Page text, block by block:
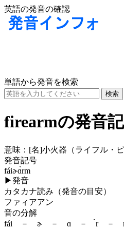
英語の発音の確認
単語から発音を検索
firearmの発音
意味： [名]小火器（ライフル
発音記号
fáiɚɑ̀rm
▶発音
カタカナ読み（発音の目安）
ファィアアン
音の分解
fái － ɚ － ɑ － ̀r －